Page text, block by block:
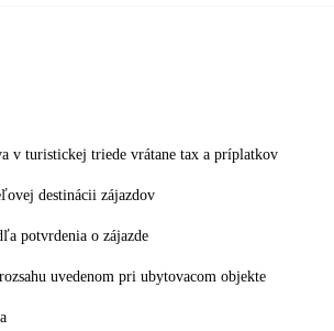
v turistickej triede vrátane tax a príplatkov
destinácii zájazdov
potvrdenia o zájazde
uvedenom pri ubytovacom objekte